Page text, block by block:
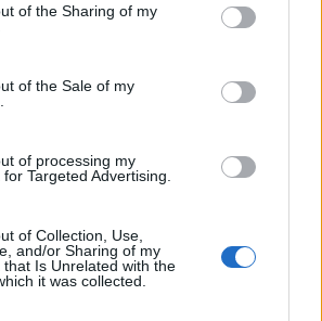
clic en el botón "Privacidad" en la
web.
website/app uses one or more Google
and store information including but
or usage behaviour. You may click to
specified purposes in below Google
of the Sharing of my
of the Sale of my
of processing my
Targeted Advertising.
of Collection, Use,
and/or Sharing of my
that Is Unrelated with the
it was collected.
de la vieja escuela ¡Cómo los